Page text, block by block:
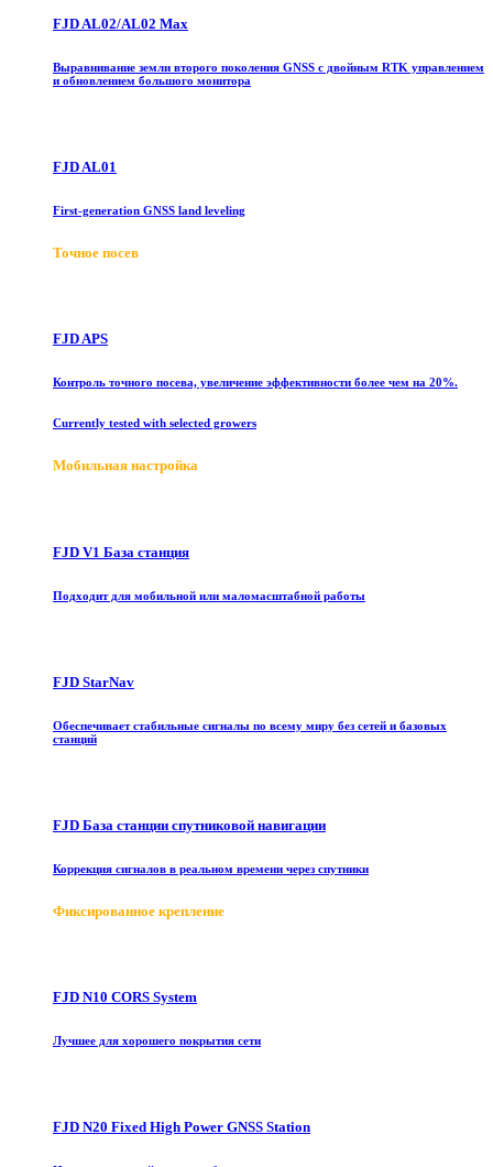
FJD AL02/AL02 Max
Выравнивание земли второго поколения GNSS с двойным RTK управлением
и обновлением большого монитора
FJD AL01
First-generation GNSS land leveling
Точное посев
FJD APS
Контроль точного посева, увеличение эффективности более чем на 20%.
Currently tested with selected growers
Мобильная настройка
FJD V1 База станция
Подходит для мобильной или маломасштабной работы
FJD StarNav
Обеспечивает стабильные сигналы по всему миру без сетей и базовых
станций
FJD База станции спутниковой навигации
Коррекция сигналов в реальном времени через спутники
Фиксированное крепление
FJD N10 CORS System
Лучшее для хорошего покрытия сети
FJD N20 Fixed High Power GNSS Station